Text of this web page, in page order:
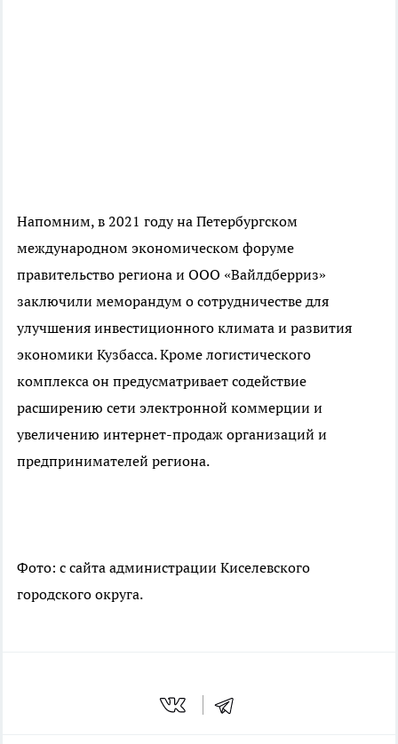
Напомним, в 2021 году на Петербургском
международном экономическом форуме
правительство региона и ООО «Вайлдберриз»
заключили меморандум о сотрудничестве для
улучшения инвестиционного климата и развития
экономики Кузбасса. Кроме логистического
комплекса он предусматривает содействие
расширению сети электронной коммерции и
увеличению интернет-продаж организаций и
предпринимателей региона.
Фото: с сайта администрации Киселевского
городского округа.